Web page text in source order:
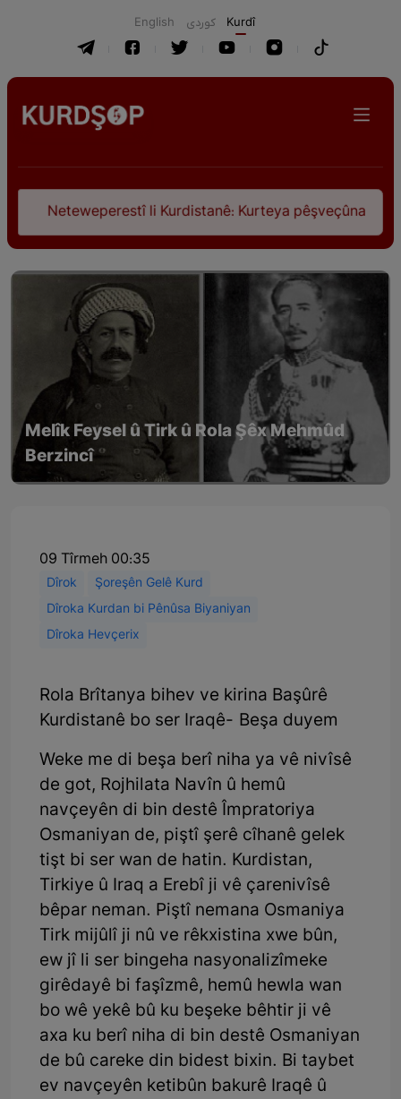
English كوردی Kurdî
Neteweperestî li Kurdistanê: Kurteya pêşveçûna dirokî û
Melîk Feysel û Tirk û Rola Şêx Mehmûd
Berzincî
09 Tîrmeh 00:35
Dîrok
Şoreşên Gelê Kurd
Dîroka Kurdan bi Pênûsa Biyaniyan
Dîroka Hevçerix
Rola Brîtanya bihev ve kirina Başûrê
Kurdistanê bo ser Iraqê- Beşa duyem
Weke me di beşa berî niha ya vê nivîsê
de got, Rojhilata Navîn û hemû
navçeyên di bin destê Împratoriya
Osmaniyan de, piştî şerê cîhanê gelek
tişt bi ser wan de hatin. Kurdistan,
Tirkiye û Iraq a Erebî ji vê çarenivîsê
bêpar neman. Piştî nemana Osmaniya
Tirk mijûlî ji nû ve rêkxistina xwe bûn,
ew jî li ser bingeha nasyonalizîmeke
girêdayê bi faşîzmê, hemû hewla wan
bo wê yekê bû ku beşeke bêhtir ji vê
axa ku berî niha di bin destê Osmaniyan
de bû careke din bidest bixin. Bi taybet
ev navçeyên ketibûn bakurê Iraqê û